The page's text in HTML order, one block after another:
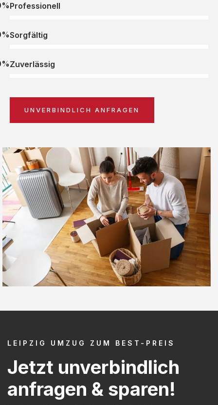
Professionell
Sorgfältig
Zuverlässig
UNVERBINDLICH ANFRAGEN
LEIPZIG UMZUG ZUM BEST-PREIS
Jetzt unverbindlich
anfragen & sparen!